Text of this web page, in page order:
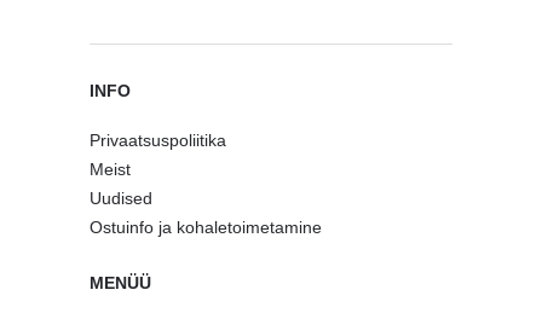
INFO
Privaatsuspoliitika
Meist
Uudised
Ostuinfo ja kohaletoimetamine
MENÜÜ